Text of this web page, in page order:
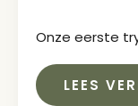
Onze eerste
LEES